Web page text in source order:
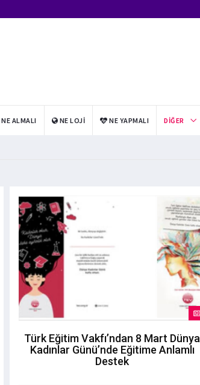
NE ALMALI NE LOJI NE YAPMALI DIĞER
Türk Eğitim Vakfı’ndan 8 Mart Dünya
Kadınlar Günü’nde Eğitime Anlamlı
Destek